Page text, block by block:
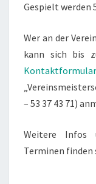
Gespielt werden
Wer an der
kann sich bis
Kontaktformular
– 53 37 43 71)
Weitere Infos
Terminen finden